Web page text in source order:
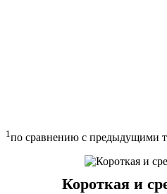
1 по сравнению с предыдущими
Короткая и